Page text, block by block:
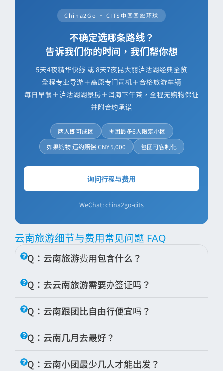
China2Go · CITS中国国旅环球
不确定选哪条路线？
告诉我们你的时间，我们帮你想
5天4夜精华快线 或 8天7夜昆大丽泸沽湖经典全览
全程专业导游＋高原专门司机＋合格旅游车辆
每日早餐＋泸沽湖湖景房＋洱海下午茶，全程无购物保证
并附合约承诺
两人即可成团
拼团最多6人限定小团
如果购物 违约赔偿 CNY 5,000
包团可客制化
询问行程与费用
WeChat: china2go-cits
云南旅游细节与费用常见问题 FAQ
Q：云南旅游费用包含什么？
A：云南市场上确实存在标价 CNY 1,000–
4,000 的低价团，但这类行程的费用通常依赖
购物店回扣补贴来维持运营，旅客在行程中会
被安排进入玉石、银器、藏医、茶叶与氧气等
购物场所，实际消费往往远超票面团费。
Q：去云南旅游需要办签证吗？
A：视护照国籍而定。马来西亚与新加坡护照
持有人可免签入境中国，停留不超过30天。澳
洲、纽西兰、日本护照持有人同样享有免签待
遇，目前政策适用至2025年12月31日。美国
与加拿大护照持有人则需提前在境外申办中国
Q：云南跟团比自由行便宜吗？
A：帐面上自由行确实可以压低费用，但云南
的地形与景点分布让自由行的隐藏成本远比其
他目的地高。云南城市之间距离远、公共交通
Q：云南几月去最好？
A：3月至5月春季与9月至11月秋季为最佳旅游
Q：云南小团最少几人才能出发？